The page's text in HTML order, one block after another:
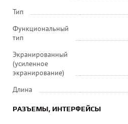
Тип
Функциональный
тип
Экранированный
(усиленное
экранирование)
Длина
РАЗЪЕМЫ, ИНТЕРФЕЙСЫ